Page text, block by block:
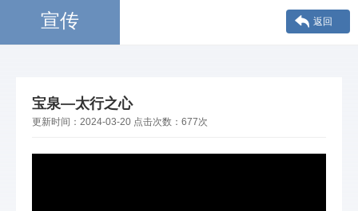
宣传 返回
宝泉—太行之心
更新时间： 2024-03-20 点击次数： 677次